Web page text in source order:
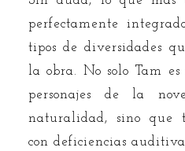
perfectamente
tipos de diversidades
la obra. No solo Tam
personajes de la
naturalidad, sino que
con deficiencias